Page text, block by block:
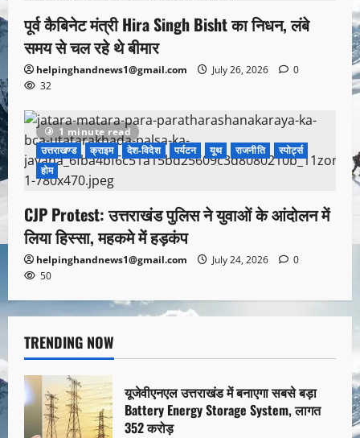
पूर्व कैबिनेट मंत्री Hira Singh Bisht का निधन, लंबे
समय से चल रहे थे बीमार
helpinghandnews1@gmail.com July 26, 2026
0
32
1 minute read
उत्तराखण्ड
क्राइम देश-विदेश पर्यटन यूथ राजनीति
स्पोर्ट्स
होम
CJP Protest: उत्तराखंड पुलिस ने युवाओं के आंदोलन में
लिया हिस्सा, महकमे में हड़कंप
helpinghandnews1@gmail.com July 24, 2026
0
50
TRENDING NOW
यूजेवीएनएल उत्तराखंड में बनाएगा सबसे बड़ा
Battery Energy Storage System, लागत
352 करोड़